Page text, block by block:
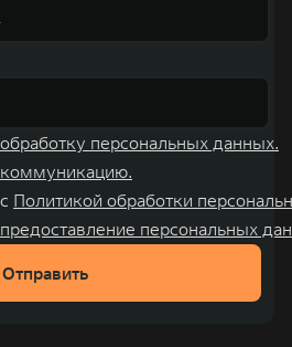
персональных данных.
коммуникацию.
Политикой обработки
предоставление персональных
Отправить